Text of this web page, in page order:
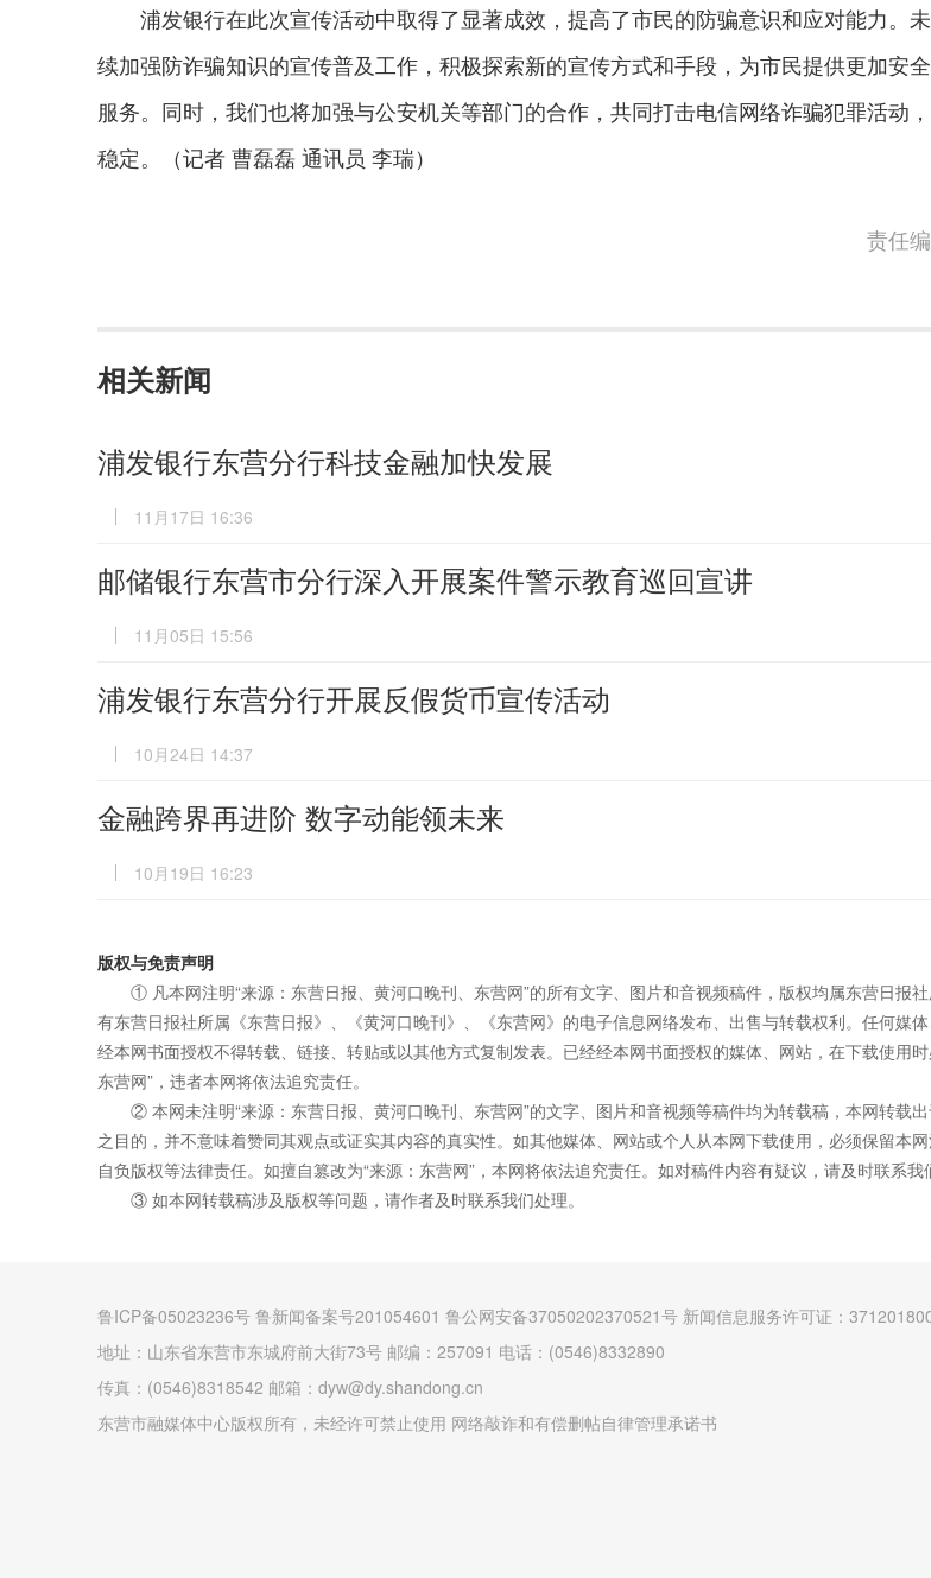
浦发银行在此次宣传活动中取得了显著成效，提高了市民的防骗意识和应对能力。
续加强防诈骗知识的宣传普及工作，积极探索新的宣传方式和手段，为市民提供更加安
服务。同时，我们也将加强与公安机关等部门的合作，共同打击电信网络诈骗犯罪活动
稳定。（记者 曹磊磊 通讯员 李瑞）
责任
相关新闻
浦发银行东营分行科技金融加快发展
11月17日 16:36
邮储银行东营市分行深入开展案件警示教育巡回宣讲
11月05日 15:56
浦发银行东营分行开展反假货币宣传活动
10月24日 14:37
金融跨界再进阶 数字动能领未来
10月19日 16:23
版权与免责声明
① 凡本网注明“来源：东营日报、黄河口晚刊、东营网”的所有文字、图片和音视频稿件，版权均属东营日报
有东营日报社所属《东营日报》、《黄河口晚刊》、《东营网》的电子信息网络发布、出售与转载权利。任何媒
经本网书面授权不得转载、链接、转贴或以其他方式复制发表。已经经本网书面授权的媒体、网站，在下载使用时
东营网”，违者本网将依法追究责任。
② 本网未注明“来源：东营日报、黄河口晚刊、东营网”的文字、图片和音视频等稿件均为转载稿，本网转载
之目的，并不意味着赞同其观点或证实其内容的真实性。如其他媒体、网站或个人从本网下载使用，必须保留本网
自负版权等法律责任。如擅自篡改为“来源：东营网”，本网将依法追究责任。如对稿件内容有疑议，请及时联系我
③ 如本网转载稿涉及版权等问题，请作者及时联系我们处理。
鲁ICP备05023236号 鲁新闻备案号201054601 鲁公网安备37050202370521号 新闻信息服务许可证：
地址：山东省东营市东城府前大街73号 邮编：257091 电话：(0546)8332890
传真：(0546)8318542 邮箱：dyw@dy.shandong.cn
东营市融媒体中心版权所有，未经许可禁止使用 网络敲诈和有偿删帖自律管理承诺书